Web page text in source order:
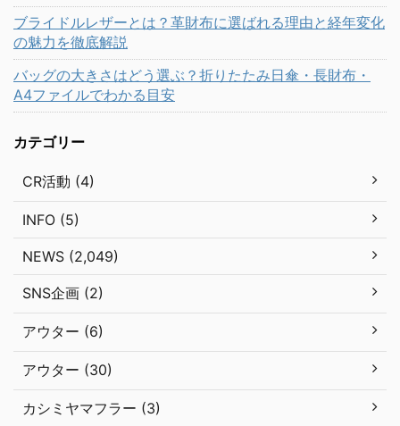
ブライドルレザーとは？革財布に選ばれる理由と経年変化
の魅力を徹底解説
バッグの大きさはどう選ぶ？折りたたみ日傘・長財布・
A4ファイルでわかる目安
カテゴリー
CR活動 (4)
INFO (5)
NEWS (2,049)
SNS企画 (2)
アウター (6)
アウター (30)
カシミヤマフラー (3)